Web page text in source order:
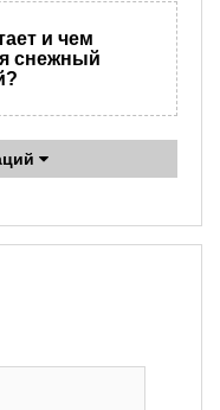
и чем
снежный